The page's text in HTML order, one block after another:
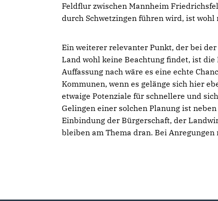
Feldflur zwischen Mannheim
durch Schwetzingen führen wird, ist wohl
Ein weiterer relevanter Punkt, der bei
Land wohl keine Beachtung findet, ist die
Auffassung nach wäre es eine echte
Kommunen, wenn es gelänge sich hier
etwaige Potenziale für schnellere und
Gelingen einer solchen Planung ist
Einbindung der Bürgerschaft, der
bleiben am Thema dran. Bei Anregungen